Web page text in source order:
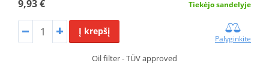
9,93 € Tiekėjo sandelyje
Į krepšį
Palyginkite
Oil filter - TÜV approved